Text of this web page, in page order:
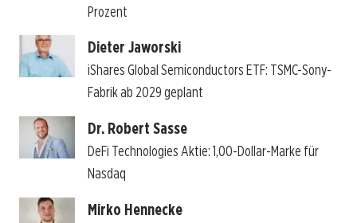
Prozent
Dieter Jaworski
iShares Global Semiconductors ETF: TSMC-Sony-
Fabrik ab 2029 geplant
Dr. Robert Sasse
DeFi Technologies Aktie: 1,00-Dollar-Marke für
Nasdaq
Mirko Hennecke